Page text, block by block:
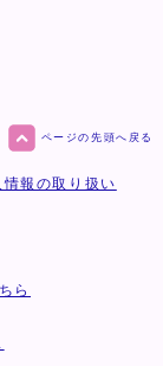
ページの先頭へ戻る
情報の取り扱い
ら